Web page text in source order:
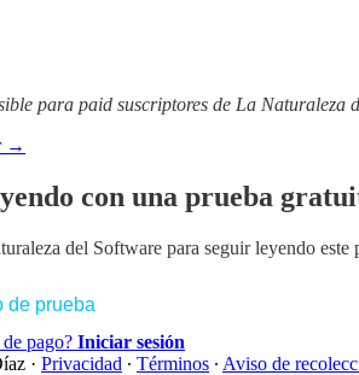
para paid suscriptores de La Naturaleza
→
con una prueba
del Software para seguir leyendo este
de prueba
pago? Iniciar sesión
· Privacidad ∙ Términos ∙ Aviso de